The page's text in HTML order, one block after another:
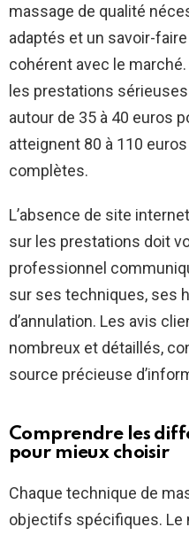
massage de qualité
adaptés et un savoir-
cohérent avec le
les prestations
autour de 35 à 40 euros
atteignent 80 à 110
complètes.
L’absence de site
sur les prestations doit
professionnel
sur ses techniques, ses
d’annulation. Les avis
nombreux et détaillés,
source précieuse
Comprendre les
pour mieux choisir
Chaque technique de
objectifs spécifiques. Le